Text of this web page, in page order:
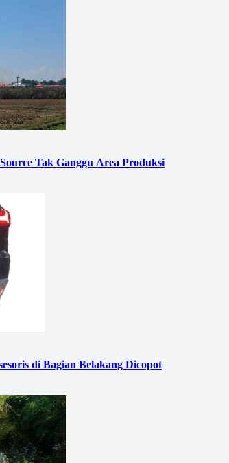
Tak Ganggu Area Produksi
di Bagian Belakang Dicopot